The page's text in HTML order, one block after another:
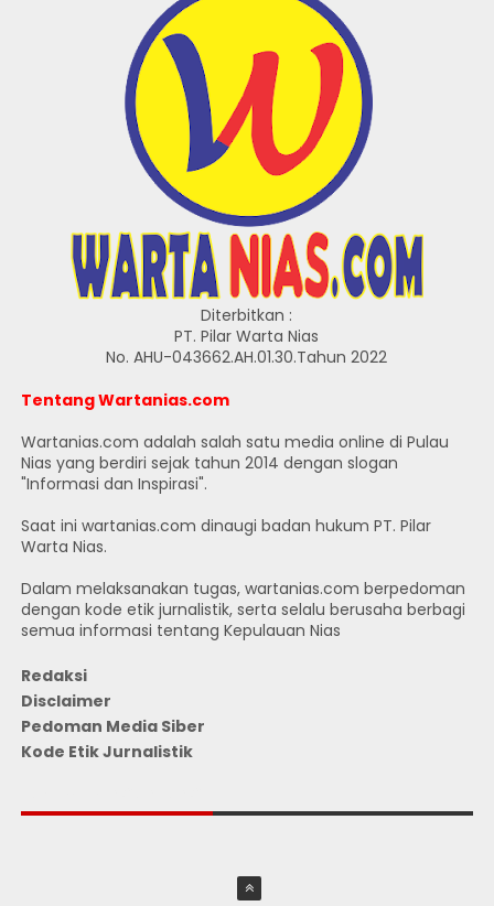
Diterbitkan :
PT. Pilar Warta Nias
No. AHU-043662.AH.01.30.Tahun 2022
Tentang Wartanias.com
Wartanias.com adalah salah satu media online di Pulau
Nias yang berdiri sejak tahun 2014 dengan slogan
"Informasi dan Inspirasi".
Saat ini wartanias.com dinaugi badan hukum PT. Pilar
Warta Nias.
Dalam melaksanakan tugas, wartanias.com berpedoman
dengan kode etik jurnalistik, serta selalu berusaha berbagi
semua informasi tentang Kepulauan Nias
Redaksi
Disclaimer
Pedoman Media Siber
Kode Etik Jurnalistik